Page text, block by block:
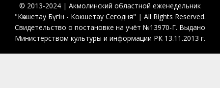
© 2013-2024 | Акмолинский областной еженедельник
"Көкшетау Бүгін - Кокшетау Сегодня" | All Rights Reserved.
Свидетельство о постановке на учёт №13970-Г. Выдано
Министерством культуры и информации РК 13.11.2013 г.